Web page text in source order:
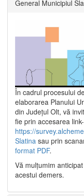
General Municipiul
În cadrul procesului
elaborarea Planului
din Județul Olt, vă
fie prin accesarea
https://
Slatina sau prin
format PDF.
Vă mulţumim
acestui demers.